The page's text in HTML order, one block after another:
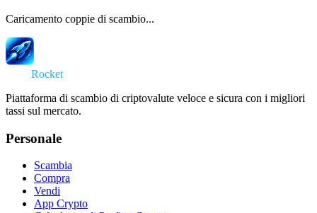
Caricamento coppie di scambio...
Rocket
Piattaforma di scambio di criptovalute veloce e sicura con i migliori
tassi sul mercato.
Personale
Scambia
Compra
Vendi
App Crypto